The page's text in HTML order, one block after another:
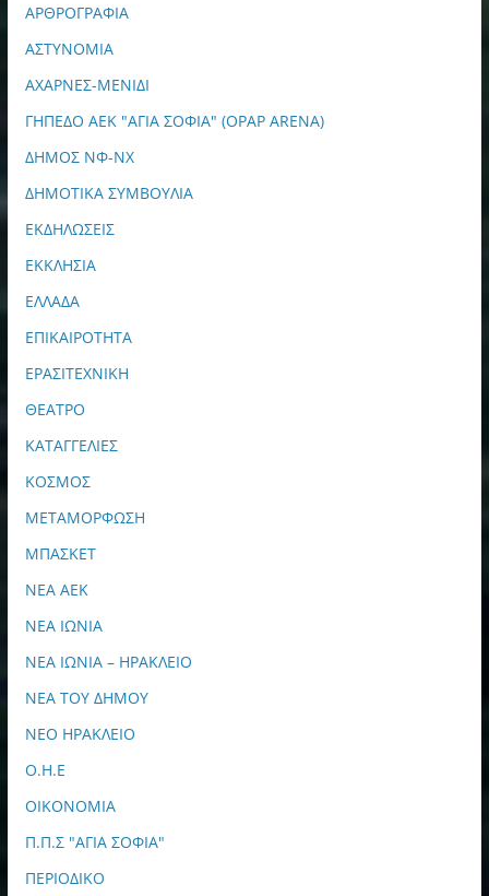
ΑΡΘΡΟΓΡΑΦΙΑ
ΑΣΤΥΝΟΜΙΑ
ΑΧΑΡΝΕΣ-ΜΕΝΙΔΙ
ΓΗΠΕΔΟ ΑΕΚ "ΑΓΙΑ ΣΟΦΙΑ" (OPAP ARENA)
ΔΗΜΟΣ ΝΦ-ΝΧ
ΔΗΜΟΤΙΚΑ ΣΥΜΒΟΥΛΙΑ
ΕΚΔΗΛΩΣΕΙΣ
ΕΚΚΛΗΣΙΑ
ΕΛΛΑΔΑ
ΕΠΙΚΑΙΡΟΤΗΤΑ
ΕΡΑΣΙΤΕΧΝΙΚΗ
ΘΕΑΤΡΟ
ΚΑΤΑΓΓΕΛΙΕΣ
ΚΟΣΜΟΣ
ΜΕΤΑΜΟΡΦΩΣΗ
ΜΠΑΣΚΕΤ
ΝΕΑ ΑΕΚ
ΝΕΑ ΙΩΝΙΑ
ΝΕΑ ΙΩΝΙΑ – ΗΡΑΚΛΕΙΟ
ΝΕΑ ΤΟΥ ΔΗΜΟΥ
ΝΕΟ ΗΡΑΚΛΕΙΟ
Ο.Η.Ε
ΟΙΚΟΝΟΜΙΑ
Π.Π.Σ "ΑΓΙΑ ΣΟΦΙΑ"
ΠΕΡΙΟΔΙΚΟ